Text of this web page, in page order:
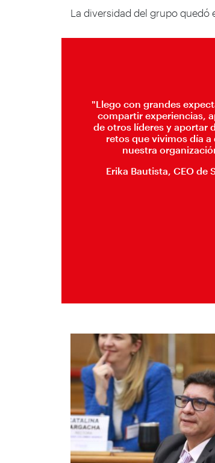
La diversidad del grupo quedó
"Llego con grandes
compartir experiencias,
de otros líderes y aportar
retos que vivimos día a
nuestra
Erika Bautista, CEO de